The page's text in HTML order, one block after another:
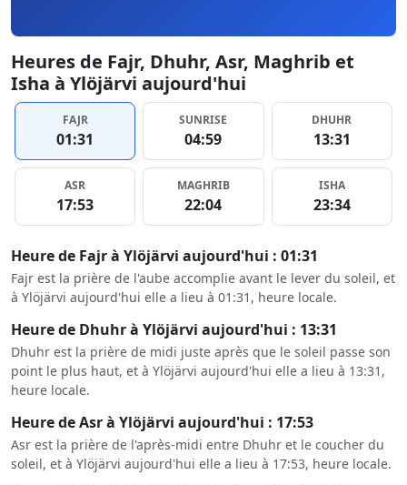
Heures de Fajr, Dhuhr, Asr, Maghrib et
Isha à Ylöjärvi aujourd'hui
FAJR
01:31
SUNRISE
04:59
DHUHR
13:31
ASR
17:53
MAGHRIB
22:04
ISHA
23:34
Heure de Fajr à Ylöjärvi aujourd'hui : 01:31
Fajr est la prière de l'aube accomplie avant le lever du soleil, et
à Ylöjärvi aujourd'hui elle a lieu à 01:31, heure locale.
Heure de Dhuhr à Ylöjärvi aujourd'hui : 13:31
Dhuhr est la prière de midi juste après que le soleil passe son
point le plus haut, et à Ylöjärvi aujourd'hui elle a lieu à 13:31,
heure locale.
Heure de Asr à Ylöjärvi aujourd'hui : 17:53
Asr est la prière de l'après-midi entre Dhuhr et le coucher du
soleil, et à Ylöjärvi aujourd'hui elle a lieu à 17:53, heure locale.